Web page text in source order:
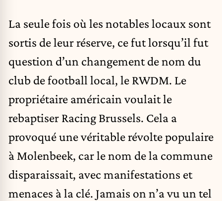
La seule fois où les notables locaux sont
sortis de leur réserve, ce fut lorsqu’il fut
question d’un changement de nom du
club de football local, le RWDM. Le
propriétaire américain voulait le
rebaptiser Racing Brussels. Cela a
provoqué une véritable révolte populaire
à Molenbeek, car le nom de la commune
disparaissait, avec manifestations et
menaces à la clé. Jamais on n’a vu un tel